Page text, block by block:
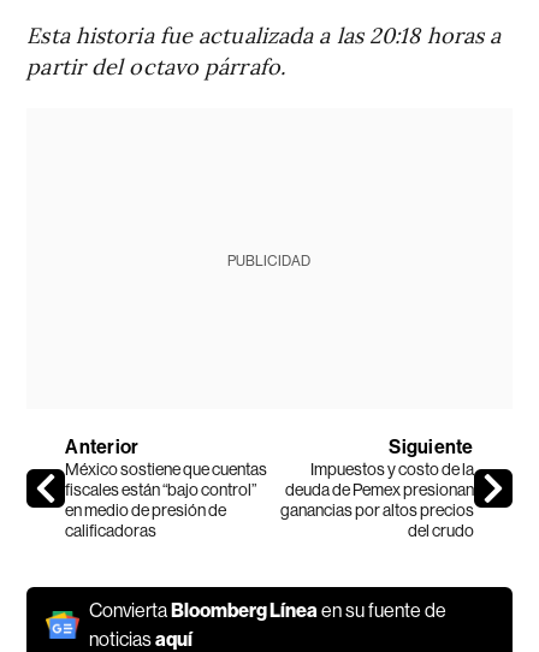
Esta historia fue actualizada a las 20:18 horas a
partir del octavo párrafo.
PUBLICIDAD
Anterior
México sostiene que cuentas
fiscales están “bajo control”
en medio de presión de
calificadoras
Siguiente
Impuestos y costo de la
deuda de Pemex presionan
ganancias por altos precios
del crudo
ConviertaBloomberg Línea en su fuente de
noticiasaquí